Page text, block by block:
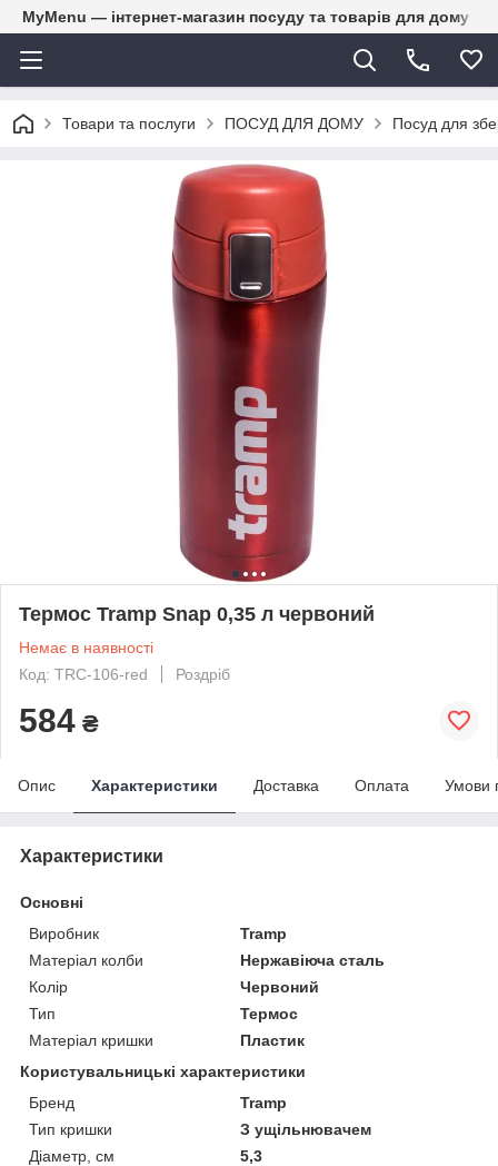
MyMenu — інтернет-магазин посуду та товарів для дому
Товари та послуги ПОСУД ДЛЯ ДОМУ Посуд для
Термос Tramp Snap 0,35 л червоний
Немає в наявності
Код: TRC-106-red
Роздріб
584 ₴
Опис Характеристики Доставка Оплата Умови
Характеристики
Основні
Виробник
Tramp
Матеріал колби
Нержавіюча сталь
Колір
Червоний
Тип
Термос
Матеріал кришки
Пластик
Користувальницькі характеристики
Бренд
Tramp
Тип кришки
З ущільнювачем
Діаметр, см
5,3